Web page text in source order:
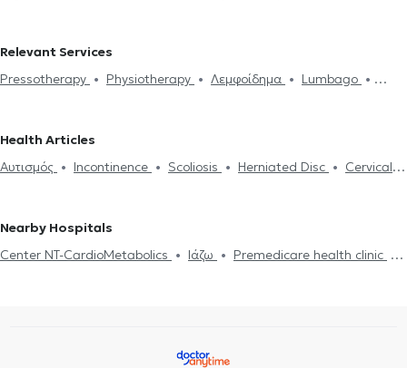
ATHENS
Physiotherapists in NEO FALIRO
TAVROS
Physiotherapists in KOUKAKI
Physiotherapists in
Physiotherapists in ARGYROUPOLI
Physiotherapists in NIKAIA
Physiotherapists in ELLINIKO
Relevant Services
Pressotherapy
Physiotherapy Λεμφοίδημα
Lumbago
Stroke
Cervical spondylosis
Οστεοαρθρίτιδα
Scoliosis
Carpal tunnel syndrome
Health Articles
Αυτισμός
Incontinence Scoliosis Herniated Disc
Cervical
Nearby Hospitals
Center NT-CardioMetabolics
Ιάζω
Premedicare health clinic